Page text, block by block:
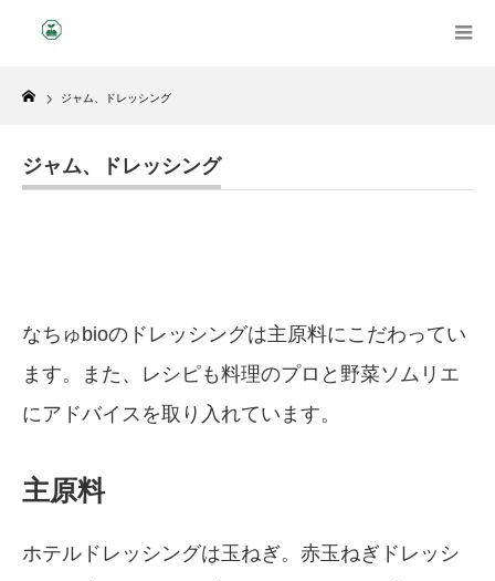
Home
ジャム、ドレッシング
ジャム、ドレッシング
なちゅbioのドレッシングは主原料にこだわってい
ます。また、レシピも料理のプロと野菜ソムリエ
にアドバイスを取り入れています。
主原料
ホテルドレッシングは玉ねぎ。赤玉ねぎドレッシ